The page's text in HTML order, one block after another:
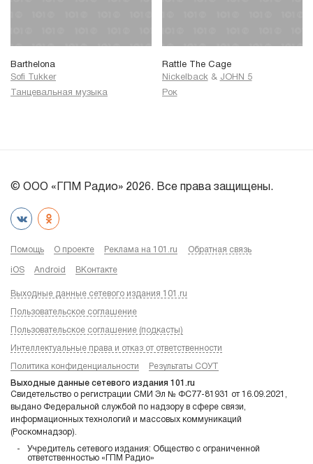
Barthelona
Sofi Tukker
Танцевальная музыка
Rattle The Cage
Nickelback & JOHN 5
Рок
© ООО «ГПМ Радио» 2026. Все права защищены.
Помощь О проекте Реклама на 101.ru Обратная связь
iOS Android ВКонтакте
Выходные данные сетевого издания 101.ru
Пользовательское соглашение
Пользовательское соглашение (подкасты)
Интеллектуальные права и отказ от ответственности
Политика конфиденциальности Результаты СОУТ
Выходные данные сетевого издания 101.ru
Свидетельство о регистрации СМИ Эл № ФС77-81931 от 16.09.2021,
выдано Федеральной службой по надзору в сфере связи,
информационных технологий и массовых коммуникаций
(Роскомнадзор).
Учредитель сетевого издания: Общество с ограниченной
ответственностью «ГПМ Радио»